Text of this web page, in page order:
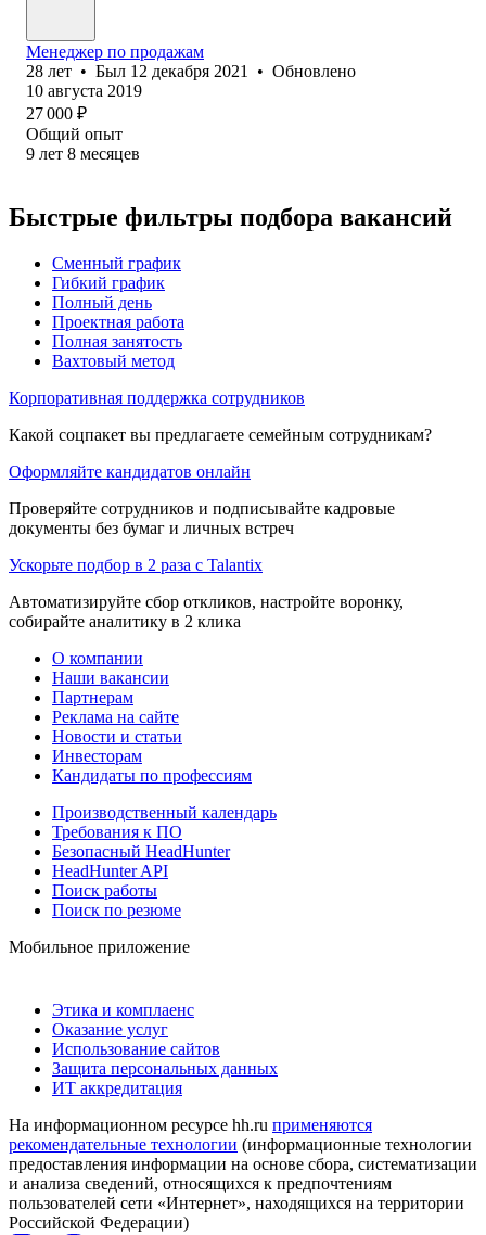
Менеджер по продажам
28 лет • Был 12 декабря 2021 • Обновлено
10 августа 2019
27 000 ₽
Общий опыт
9 лет 8 месяцев
Быстрые фильтры подбора вакансий
Сменный график
Гибкий график
Полный день
Проектная работа
Полная занятость
Вахтовый метод
Корпоративная поддержка сотрудников
Какой соцпакет вы предлагаете семейным сотрудникам?
Оформляйте кандидатов онлайн
Проверяйте сотрудников и подписывайте кадровые
документы без бумаг и личных встреч
Ускорьте подбор в 2 раза с Talantix
Автоматизируйте сбор откликов, настройте воронку,
собирайте аналитику в 2 клика
О компании
Наши вакансии
Партнерам
Реклама на сайте
Новости и статьи
Инвесторам
Кандидаты по профессиям
Производственный календарь
Требования к ПО
Безопасный HeadHunter
HeadHunter API
Поиск работы
Поиск по резюме
Мобильное приложение
Этика и комплаенс
Оказание услуг
Использование сайтов
Защита персональных данных
ИТ аккредитация
На информационном ресурсе hh.ru применяются
рекомендательные технологии (информационные технологии
предоставления информации на основе сбора, систематизации
и анализа сведений, относящихся к предпочтениям
пользователей сети «Интернет», находящихся на территории
Российской Федерации)